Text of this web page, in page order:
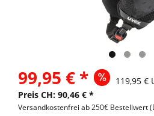
99,95 € *
119,95 €
Preis CH: 90,46 € *
Versandkostenfrei ab 250€ Bestellwert